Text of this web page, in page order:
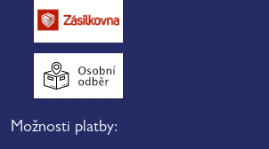
Možnosti platby: